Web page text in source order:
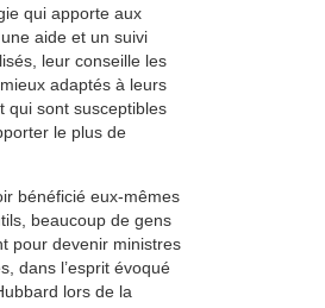
qui apporte aux
aide et un suivi
leur conseille les
adaptés à leurs
qui sont susceptibles
le plus de
bénéficié eux-mêmes
beaucoup de gens
pour devenir ministres
dans l’esprit évoqué
lors de la